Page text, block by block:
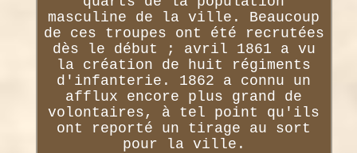
masculine de la ville. Beaucoup
de ces troupes ont été recrutées
dès le début ; avril 1861 a vu
la création de huit régiments
d'infanterie. 1862 a connu un
afflux encore plus grand de
volontaires, à tel point qu'ils
ont reporté un tirage au sort
pour la ville.